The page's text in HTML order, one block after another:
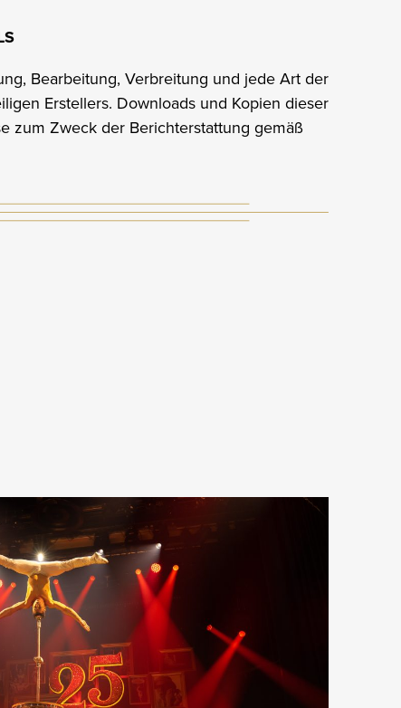
Bearbeitung, Verbreitung und jede Art der
Erstellers. Downloads und Kopien dieser
zum Zweck der Berichterstattung gemäß